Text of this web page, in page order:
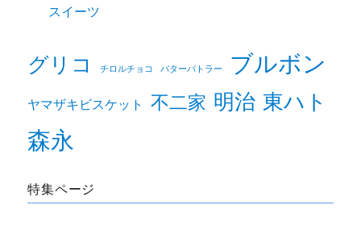
スイーツ
グリコ チロルチョコ バターバトラー ブルボン
ヤマザキビスケット 不二家 明治 東ハト
森永
特集ページ